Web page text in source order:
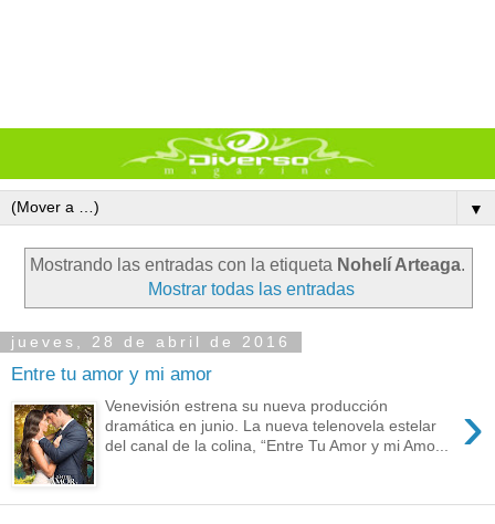
▼
Mostrando las entradas con la etiqueta Nohelí Arteaga.
Mostrar todas las entradas
jueves, 28 de abril de 2016
Entre tu amor y mi amor
›
Venevisión estrena su nueva producción
dramática en junio. La nueva telenovela estelar
del canal de la colina, “Entre Tu Amor y mi Amo...